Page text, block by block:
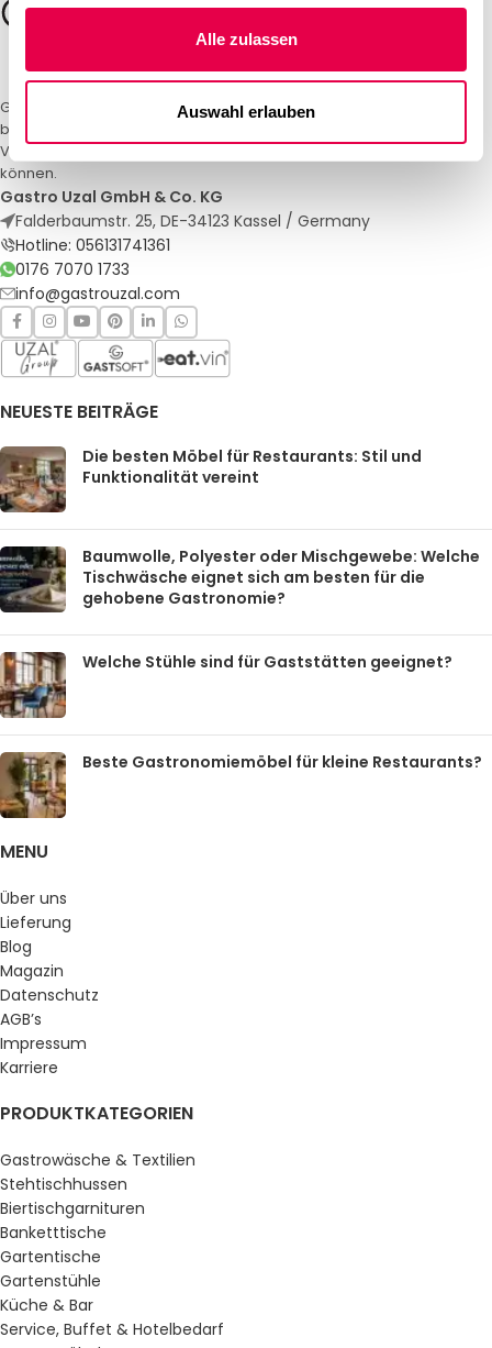
Alle zulassen
Auswahl erlauben
Gastro Uzal – Ihr Spezialist für Gastronomiemöbel und -textilien. Wir
bieten maßgeschneiderte Lösungen für Restaurants, Hotels und
Veranstaltungen. Qualität und Service, auf die Sie sich verlassen
können.
Gastro Uzal GmbH & Co. KG
Falderbaumstr. 25, DE-34123 Kassel / Germany
Hotline: 056131741361
0176 7070 1733
info@gastrouzal.com
NEUESTE BEITRÄGE
Die besten Möbel für Restaurants: Stil und
Funktionalität vereint
Baumwolle, Polyester oder Mischgewebe: Welche
Tischwäsche eignet sich am besten für die
gehobene Gastronomie?
Welche Stühle sind für Gaststätten geeignet?
Beste Gastronomiemöbel für kleine Restaurants?
MENU
Über uns
Lieferung
Blog
Magazin
Datenschutz
AGB’s
Impressum
Karriere
PRODUKTKATEGORIEN
Gastrowäsche & Textilien
Stehtischhussen
Biertischgarnituren
Banketttische
Gartentische
Gartenstühle
Küche & Bar
Service, Buffet & Hotelbedarf